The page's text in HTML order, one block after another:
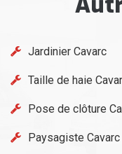
Jardinier Cavarc
Taille de haie
Pose de clôture
Paysagiste Cavarc